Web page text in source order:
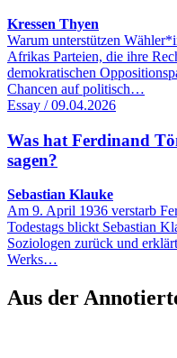
Kressen Thyen
Warum unterstützen
Afrikas Parteien, die ihre
demokratischen
Chancen auf politisch…
Essay / 09.04.2026
Was hat Ferdinand
sagen?
Sebastian Klauke
Am 9. April 1936 verstarb
Todestags blickt Sebastian
Soziologen zurück und
Werks…
Aus der